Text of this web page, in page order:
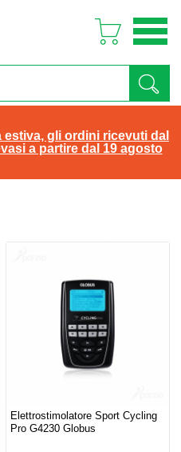
gli ordini ricevuti dal
a partire dal 19 agosto
Elettrostimolatore Sport Cycling
Pro G4230 Globus